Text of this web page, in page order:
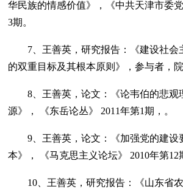
华民族的情感价值》，《中共天津市委
3期。
7、王善英，研究报告：《建设社会
的双重目标及其根本原则》，参与者，院
8、王善英，论文：《论韦伯的悲观
源》， 《东岳论丛》 2011年第1期，。
9、王善英，论文：《加强党的建设
本》， 《马克思主义论坛》 2010年第12
10、王善英，研究报告：《山东省农